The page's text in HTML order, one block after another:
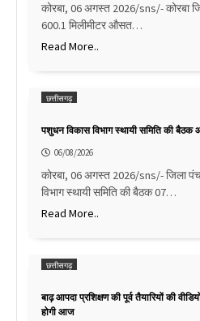
कोरबा, 06 अगस्त 2026/sns/-
600.1 मिलीमीटर औसत…
Read More..
छत्तीसगढ़
पशुधन विकास विभाग स्थायी समिति की
06/08/2026
कोरबा, 06 अगस्त 2026/sns/- जिला
विभाग स्थायी समिति की बैठक 07…
Read More..
छत्तीसगढ़
बाढ़ आपदा प्रशिक्षण की पूर्व तैयारियों की
होगी आज